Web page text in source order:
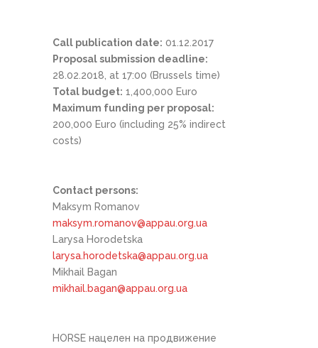
Call publication date: 01.12.2017
Proposal submission deadline:
28.02.2018, at 17:00 (Brussels time)
Total budget: 1,400,000 Euro
Maximum funding per proposal:
200,000 Euro (including 25% indirect
costs)
Contact persons:
Maksym Romanov
maksym.romanov@appau.org.ua
Larysa Horodetska
larysa.horodetska@appau.org.ua
Mikhail Bagan
mikhail.bagan@appau.org.ua
HORSE нацелен на продвижение